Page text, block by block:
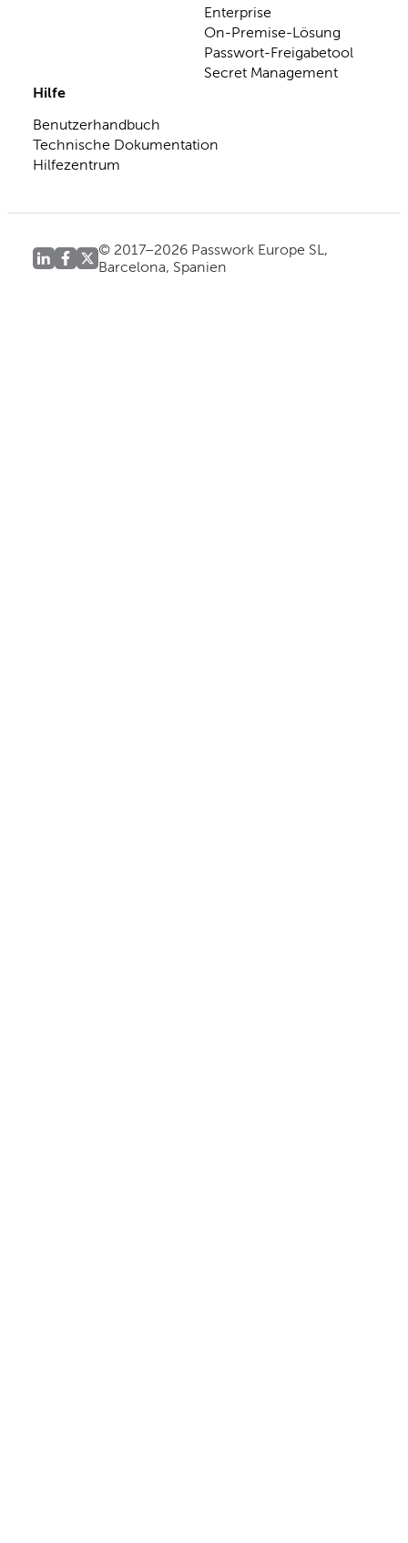
Enterprise
On-Premise-Lösung
Passwort-Freigabetool
Secret Management
Hilfe
Benutzerhandbuch
Technische Dokumentation
Hilfezentrum
© 2017–2026 Passwork Europe SL,
Barcelona, Spanien